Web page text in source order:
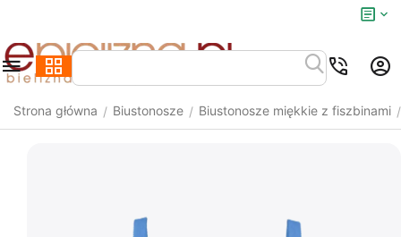
Strona główna / Biustonosze / Biustonosze miękkie z fiszbinami /